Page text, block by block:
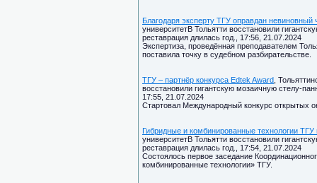
Благодаря эксперту ТГУ оправдан невиновный
университетВ Тольятти восстановили
реставрация длилась год., 17:56, 21.07.2024
Экспертиза, проведённая преподавателем
поставила точку в судебном разбирательстве.
ТГУ – партнёр конкурса Edtek Award ,
восстановили гигантскую мозаичную стелу-
17:55, 21.07.2024
Стартовал Международный конкурс открытых
Гибридные и комбинированные технологии
университетВ Тольятти восстановили
реставрация длилась год., 17:54, 21.07.2024
Состоялось первое заседание
комбинированные технологии» ТГУ.